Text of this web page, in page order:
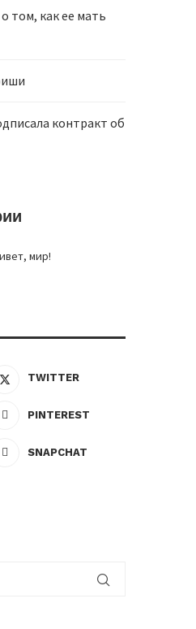
том, как ее мать
контракт об
мир!
TWITTER
PINTEREST
SNAPCHAT